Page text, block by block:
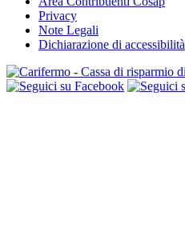
Privacy
Note Legali
Dichiarazione di accessibilità